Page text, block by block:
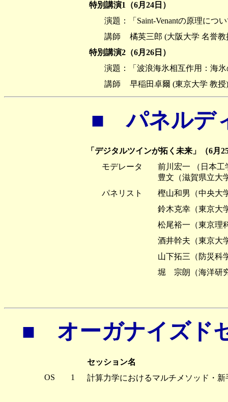
特別講演1（6月24日）
演題：「Saint-Venantの原理につ
講師
橘英三郎 (大阪大学 名誉教
特別講演2（6月26日）
演題：「波浪海氷相互作用：海
講師
早稲田卓爾 (東京大学 教授)
■ パネルデ
「デジタルツインが拓く未来」（6月
モデレータ
前川宏一 （日本工
豊文（滋賀県立大
パネリスト
樫山和男（中央大
鈴木克幸（東京大
松尾裕一（東京理
酒井幹夫（東京大
山下拓三（防災科
堀 宗朗（海洋研
■ オーガナイズド
セッション名
OS
1 計算力学におけるマルチメソッド・新